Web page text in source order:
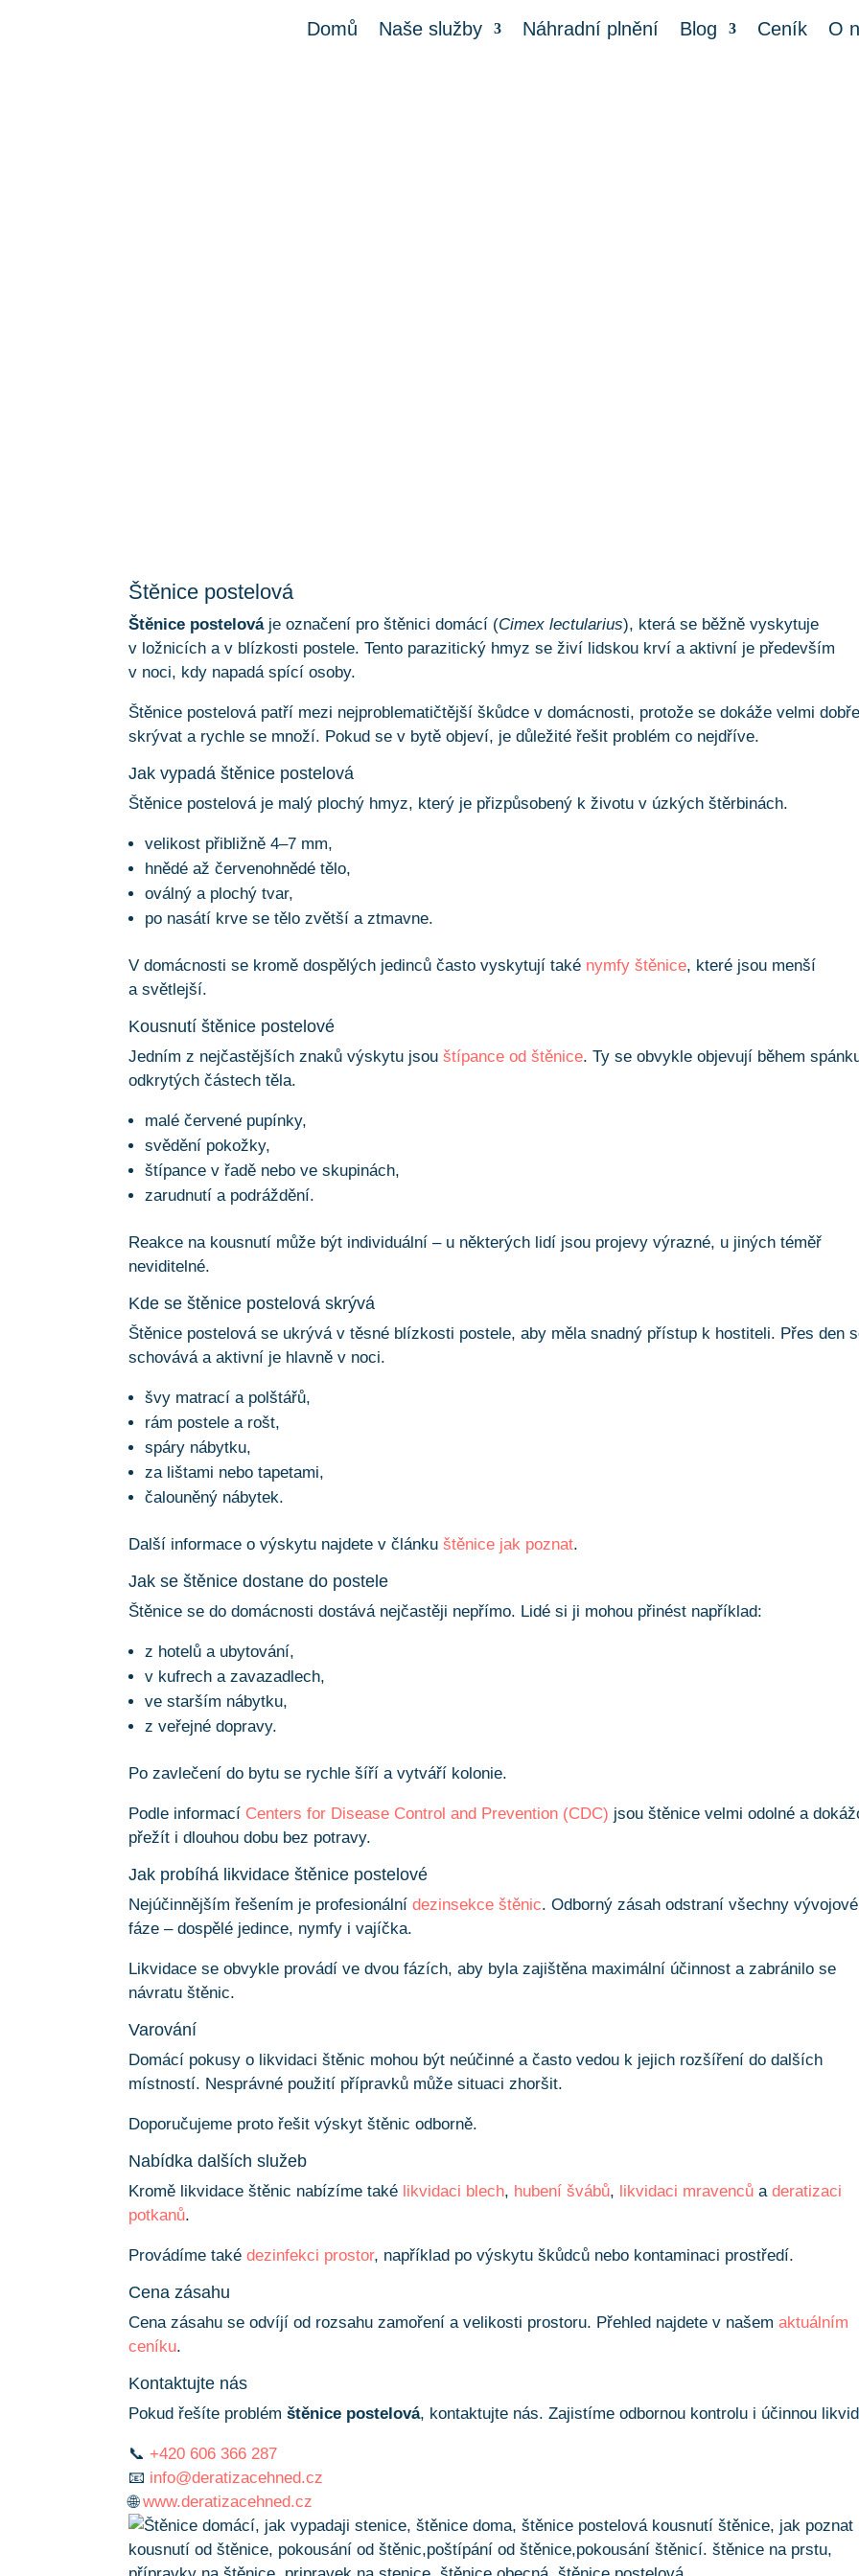
Domů Naše služby Náhradní plnění Blog Ceník O
Štěnice postelová
Štěnice postelováje označení pro štěnici domácí (Cimex lectularius), která se běžně vyskytuje
v ložnicích a v blízkosti postele. Tento parazitický hmyz se živí lidskou krví a aktivní je především
v noci, kdy napadá spící osoby.
Štěnice postelová patří mezi nejproblematičtější škůdce v domácnosti, protože se dokáže velmi
skrývat a rychle se množí. Pokud se v bytě objeví, je důležité řešit problém co nejdříve.
Jak vypadá štěnice postelová
Štěnice postelová je malý plochý hmyz, který je přizpůsobený k životu v úzkých štěrbinách.
velikost přibližně 4–7 mm,
hnědé až červenohnědé tělo,
oválný a plochý tvar,
po nasátí krve se tělo zvětší a ztmavne.
V domácnosti se kromě dospělých jedinců často vyskytují také nymfy štěnice, které jsou menší
a světlejší.
Kousnutí štěnice postelové
Jedním z nejčastějších znaků výskytu jsouštípance od štěnice. Ty se obvykle objevují během
odkrytých částech těla.
malé červené pupínky,
svědění pokožky,
štípance v řadě nebo ve skupinách,
zarudnutí a podráždění.
Reakce na kousnutí může být individuální – u některých lidí jsou projevy výrazné, u jiných téměř
neviditelné.
Kde se štěnice postelová skrývá
Štěnice postelová se ukrývá v těsné blízkosti postele, aby měla snadný přístup k hostiteli. Přes den
schovává a aktivní je hlavně v noci.
švy matrací a polštářů,
rám postele a rošt,
spáry nábytku,
za lištami nebo tapetami,
čalouněný nábytek.
Další informace o výskytu najdete v článkuštěnice jak poznat.
Jak se štěnice dostane do postele
Štěnice se do domácnosti dostává nejčastěji nepřímo. Lidé si ji mohou přinést například:
z hotelů a ubytování,
v kufrech a zavazadlech,
ve starším nábytku,
z veřejné dopravy.
Po zavlečení do bytu se rychle šíří a vytváří kolonie.
Podle informací Centers for Disease Control and Prevention (CDC) jsou štěnice velmi odolné a
přežít i dlouhou dobu bez potravy.
Jak probíhá likvidace štěnice postelové
Nejúčinnějším řešením je profesionálnídezinsekce štěnic. Odborný zásah odstraní všechny vývojové
fáze – dospělé jedince, nymfy i vajíčka.
Likvidace se obvykle provádí ve dvou fázích, aby byla zajištěna maximální účinnost a zabránilo se
návratu štěnic.
Varování
Domácí pokusy o likvidaci štěnic mohou být neúčinné a často vedou k jejich rozšíření do dalších
místností. Nesprávné použití přípravků může situaci zhoršit.
Doporučujeme proto řešit výskyt štěnic odborně.
Nabídka dalších služeb
Kromě likvidace štěnic nabízíme také likvidaci blech, hubení švábů, likvidaci mravenců aderatizaci
potkanů.
Provádíme takédezinfekci prostor, například po výskytu škůdců nebo kontaminaci prostředí.
Cena zásahu
Cena zásahu se odvíjí od rozsahu zamoření a velikosti prostoru. Přehled najdete v našemaktuálním
ceníku.
Kontaktujte nás
Pokud řešíte problémštěnice postelová, kontaktujte nás. Zajistíme odbornou kontrolu i účinnou
📞+420 606 366 287
📧 info@deratizacehned.cz
🌐www.deratizacehned.cz